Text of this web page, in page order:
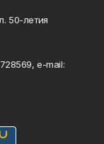
50-летия
e-mail: